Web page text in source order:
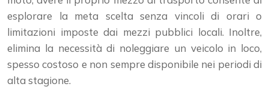
esplorare la meta scelta senza vincoli di orari o
limitazioni imposte dai mezzi pubblici locali. Inoltre,
elimina la necessità di noleggiare un veicolo in loco,
spesso costoso e non sempre disponibile nei periodi di
alta stagione.